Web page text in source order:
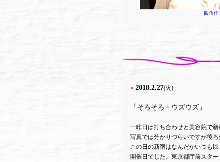
四角佳
● 2018.2.27(火)
「そろそろ・ウズウズ」
一昨日は打ち合わせと美容院で
写真では分かりづらいですが後
この日の新宿はなんだかいつも
開催日でした。東京都庁前スタ